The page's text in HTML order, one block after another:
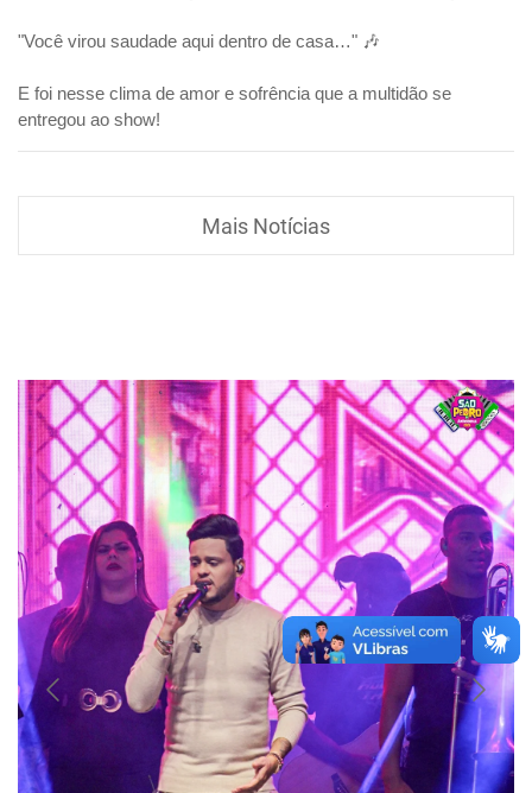
"Você virou saudade aqui dentro de casa…" 🎶
E foi nesse clima de amor e sofrência que a multidão se
entregou ao show!
Mais Notícias